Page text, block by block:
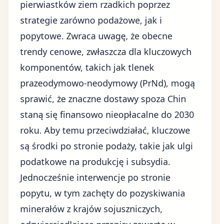
pierwiastków ziem rzadkich poprzez
strategie zarówno podażowe, jak i
popytowe. Zwraca uwagę, że obecne
trendy cenowe, zwłaszcza dla kluczowych
komponentów, takich jak tlenek
prazeodymowo-neodymowy (PrNd), mogą
sprawić, że znaczne dostawy spoza Chin
staną się finansowo nieopłacalne do 2030
roku. Aby temu przeciwdziałać, kluczowe
są środki po stronie podaży, takie jak ulgi
podatkowe na produkcję i subsydia.
Jednocześnie interwencje po stronie
popytu, w tym zachęty do pozyskiwania
minerałów z krajów sojuszniczych,